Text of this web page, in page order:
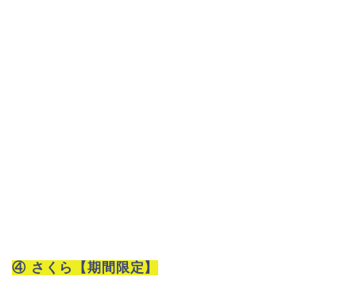
④ さくら【期間限定】